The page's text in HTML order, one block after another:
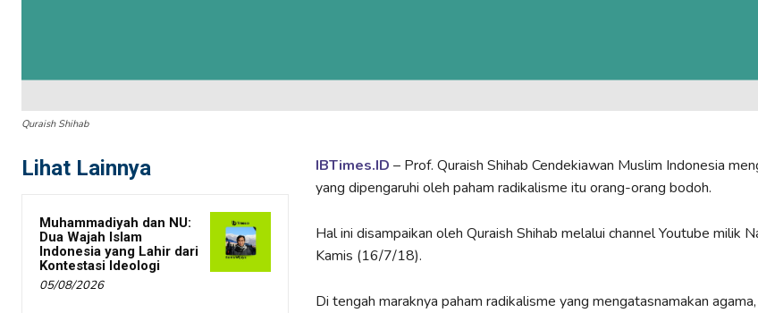
Quraish Shihab
Lihat Lainnya
Muhammadiyah dan NU:
Dua Wajah Islam
Indonesia yang Lahir dari
Kontestasi Ideologi
05/08/2026
IBTimes.ID – Prof. Quraish Shihab Cendekiawan Muslim Indonesia
yang dipengaruhi oleh paham radikalisme itu orang-orang bodoh.
Hal ini disampaikan oleh Quraish Shihab melalui channel Youtube milik
Kamis (16/7/18).
Di tengah maraknya paham radikalisme yang mengatasnamakan